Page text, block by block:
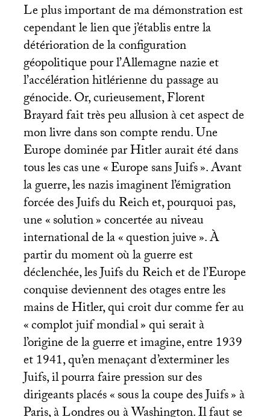
Le plus important de ma démonstration est
cependant le lien que j’établis entre la
détérioration de la configuration
géopolitique pour l’Allemagne nazie et
l’accélération hitlérienne du passage au
génocide. Or, curieusement, Florent
Brayard fait très peu allusion à cet aspect de
mon livre dans son compte rendu. Une
Europe dominée par Hitler aurait été dans
tous les cas une «Europe sans Juifs». Avant
la guerre, les nazis imaginent l’émigration
forcée des Juifs du Reich et, pourquoi pas,
une «solution» concertée au niveau
international de la «question juive». À
partir du moment où la guerre est
déclenchée, les Juifs du Reich et de l’Europe
conquise deviennent des otages entre les
mains de Hitler, qui croit dur comme fer au
«complot juif mondial» qui serait à
l’origine de la guerre et imagine, entre 1939
et 1941, qu’en menaçant d’exterminer les
Juifs, il pourra faire pression sur des
dirigeants placés «sous la coupe des Juifs» à